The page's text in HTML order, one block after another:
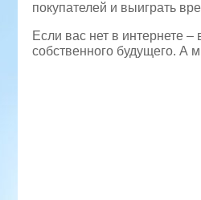
покупателей и выиграть
Если вас нет в интернете
собственного будущего. А